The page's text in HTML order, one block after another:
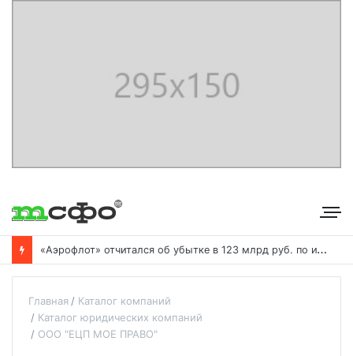
«
Аэрофлот» отчитался об убытке в 123 млрд руб. по итогам года пандемии
Главная
Каталог компаний
Каталог юридических компаний
ООО "ЕЦП МОЕ ПРАВО"